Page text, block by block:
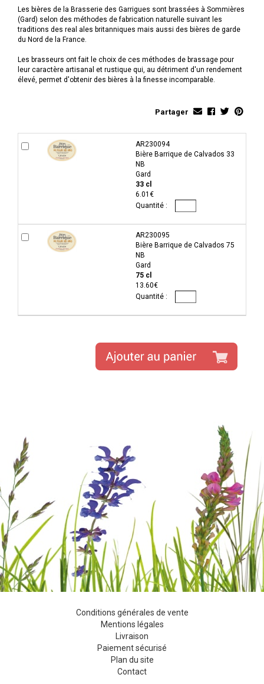
Les bières de la Brasserie des Garrigues sont brassées à Sommières
(Gard) selon des méthodes de fabrication naturelle suivant les
traditions des real ales britanniques mais aussi des bières de garde
du Nord de la France.
Les brasseurs ont fait le choix de ces méthodes de brassage pour
leur caractère artisanal et rustique qui, au détriment d'un rendement
élevé, permet d'obtenir des bières à la finesse incomparable.
Partager
AR230094
Bière Barrique de Calvados 33
NB
Gard
33 cl
6.01€
AR230095
Bière Barrique de Calvados 75
NB
Gard
75 cl
13.60€
Conditions générales de vente
Mentions légales
Livraison
Paiement sécurisé
Plan du site
Contact